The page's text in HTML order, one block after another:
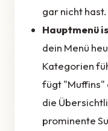
gar nicht hast.
Hauptmenü
dein Menü
Kategorien
fügt "Muffins"
die
prominente